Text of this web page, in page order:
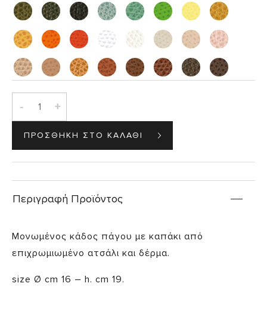
- +
Περιγραφή Προϊόντος
Μονωμένος κάδος πάγου με καπάκι από
επιχρωμιωμένο ατσάλι και δέρμα.
size Ø cm 16 – h. cm 19.